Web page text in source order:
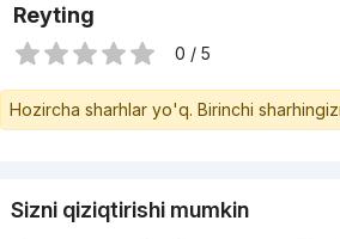
Reyting
0 / 5
Hozircha sharhlar yo'q. Birinchi
Sizni qiziqtirishi mumkin